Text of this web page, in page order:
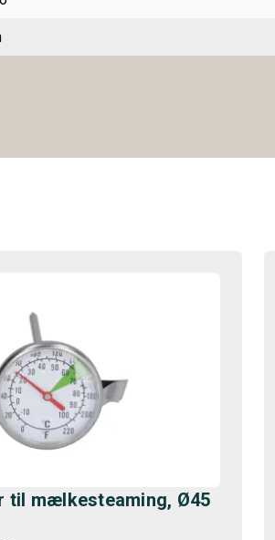
til mælkesteaming, Ø45